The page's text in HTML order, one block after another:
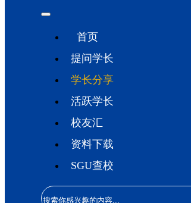
首页
提问学长
学长分享
活跃学长
校友汇
资料下载
SGU查校